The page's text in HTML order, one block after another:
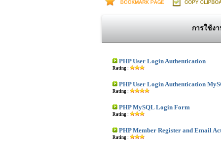
การใช้ง
PHP User Login Authentication
Rating :
PHP User Login Authentication
Rating :
PHP MySQL Login Form
Rating :
PHP Member Register and Email
Rating :